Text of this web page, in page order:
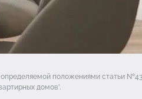
положениями статьи
домов'.